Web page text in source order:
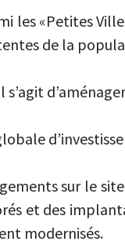
les «Petites
de la
s’agit
sur le
et des
modernisés.